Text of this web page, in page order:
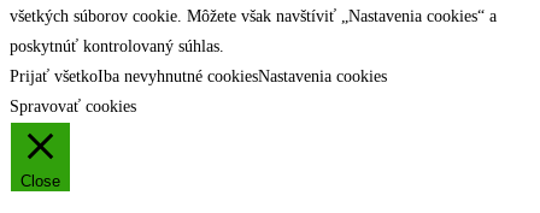
všetkých súborov cookie. Môžete však navštíviť „Nastavenia cookies“ a
poskytnúť kontrolovaný súhlas.
Prijať všetkoIba nevyhnutné cookiesNastavenia cookies
Spravovať cookies
Close